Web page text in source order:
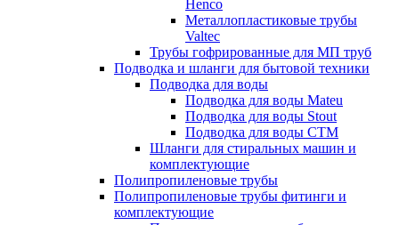
Henco
Металлопластиковые трубы
Valtec
Трубы гофрированные для МП труб
Подводка и шланги для бытовой техники
Подводка для воды
Подводка для воды Mateu
Подводка для воды Stout
Подводка для воды СТМ
Шланги для стиральных машин и
комплектующие
Полипропиленовые трубы
Полипропиленовые трубы фитинги и
комплектующие